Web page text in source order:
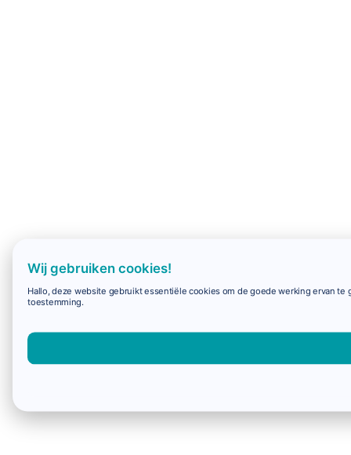
Wij gebruiken cookies!
Hallo, deze website gebruikt essentiële cookies om de goede werking ervan
toestemming.